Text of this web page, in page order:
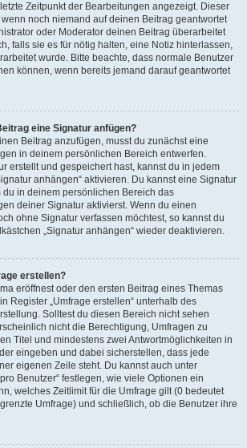
Zeitpunkt der Bearbeitungen angezeigt. Dieser
noch niemand auf deinen Beitrag geantwortet
oder Moderator deinen Beitrag überarbeitet
falls sie es für nötig halten, eine Notiz hinterlassen,
wurde. Bitte beachte, dass normale Benutzer
können, wenn bereits jemand darauf geantwortet
eine Signatur anfügen?
Beitrag anzufügen, musst du zunächst eine
in deinem persönlichen Bereich entwerfen.
erstellt und gespeichert hast, kannst du in jedem
anhängen“ aktivieren. Du kannst eine Signatur
in deinem persönlichen Bereich das
deiner Signatur aktivierst. Wenn du einen
ohne Signatur verfassen möchtest, so kannst du
„Signatur anhängen“ wieder deaktivieren.
erstellen?
eröffnest oder den ersten Beitrag eines Themas
Register „Umfrage erstellen“ unterhalb des
Solltest du diesen Bereich nicht sehen
nicht die Berechtigung, Umfragen zu
Titel und mindestens zwei Antwortmöglichkeiten in
eingeben und dabei sicherstellen, dass jede
eigenen Zeile steht. Du kannst auch unter
Benutzer“ festlegen, wie viele Optionen ein
welches Zeitlimit für die Umfrage gilt (0 bedeutet
Umfrage) und schließlich, ob die Benutzer ihre